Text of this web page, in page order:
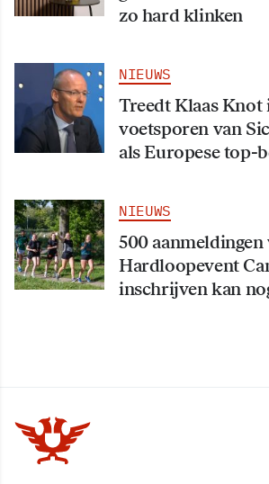
zo hard klinken
NIEUWS
Treedt Klaas Knot
voetsporen van
als Europese top-
NIEUWS
500
Hardloopevent
inschrijven kan